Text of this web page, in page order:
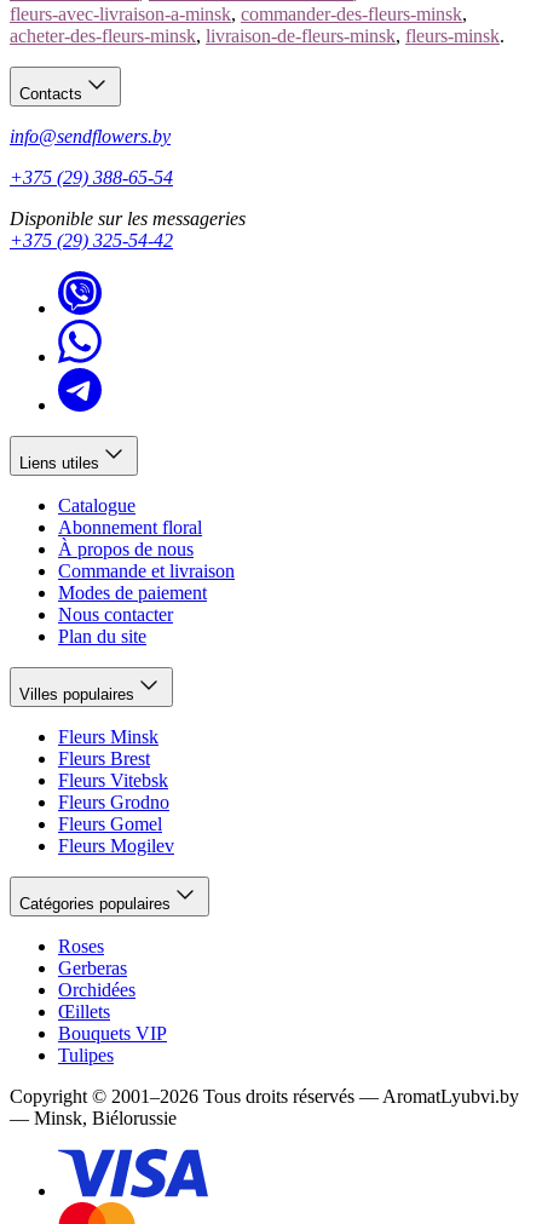
fleurs-avec-livraison-a-minsk, commander-des-fleurs-minsk,
acheter-des-fleurs-minsk, livraison-de-fleurs-minsk, fleurs-minsk.
Contacts
info@sendflowers.by
+375 (29) 388-65-54
Disponible sur les messageries
+375 (29) 325-54-42
Liens utiles
Catalogue
Abonnement floral
À propos de nous
Commande et livraison
Modes de paiement
Nous contacter
Plan du site
Villes populaires
Fleurs Minsk
Fleurs Brest
Fleurs Vitebsk
Fleurs Grodno
Fleurs Gomel
Fleurs Mogilev
Catégories populaires
Roses
Gerberas
Orchidées
Œillets
Bouquets VIP
Tulipes
Copyright © 2001–2026 Tous droits réservés — AromatLyubvi.by
— Minsk, Biélorussie